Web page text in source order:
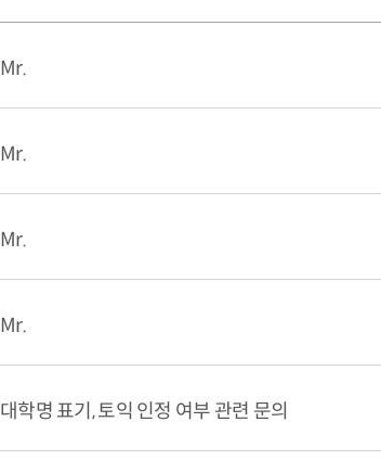
Mr.
Mr.
Mr.
Mr.
대학명 표기, 토익 인정 여부 관련 문의